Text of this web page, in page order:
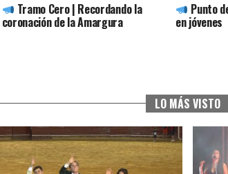
Tramo Cero | Recordando la
coronación de la Amargura
Punto
en jóvenes
LO MÁS VISTO